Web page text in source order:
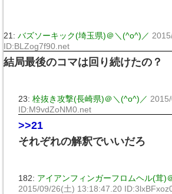
21: バズソーキック(埼玉県)＠＼(^o^)／
ID:BLZog7f90.net
結局最後のコマは回り続けたの？
23: 栓抜き攻撃(長崎県)＠＼(^o^)／
ID:M9vdZoNM0.net
>>21
それぞれの解釈でいいだろ
182: アイアンフィンガーフロムヘル(茸)
2015/09/26(土) 13:18:47.20